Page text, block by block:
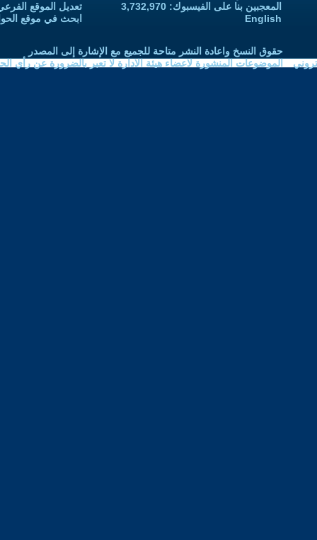
تعديل الموقع الفرعي للكاتب-ة
ابحث في موقع الحوار المتمدن
متاحة للجميع مع الإشارة إلى المصدر
هيئة الادارة لا تعبر بالضرورة عن رأي الحوار المتمدن